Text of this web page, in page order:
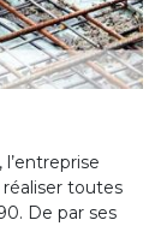
toutes
De par ses